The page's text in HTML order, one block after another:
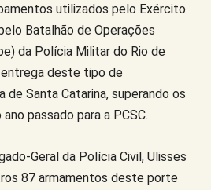
utilizados pelo Exército
Batalhão de Operações
da Polícia Militar do Rio de
entrega deste tipo de
de Santa Catarina, superando os
passado para a PCSC.
Geral da Polícia Civil, Ulisses
87 armamentos deste porte